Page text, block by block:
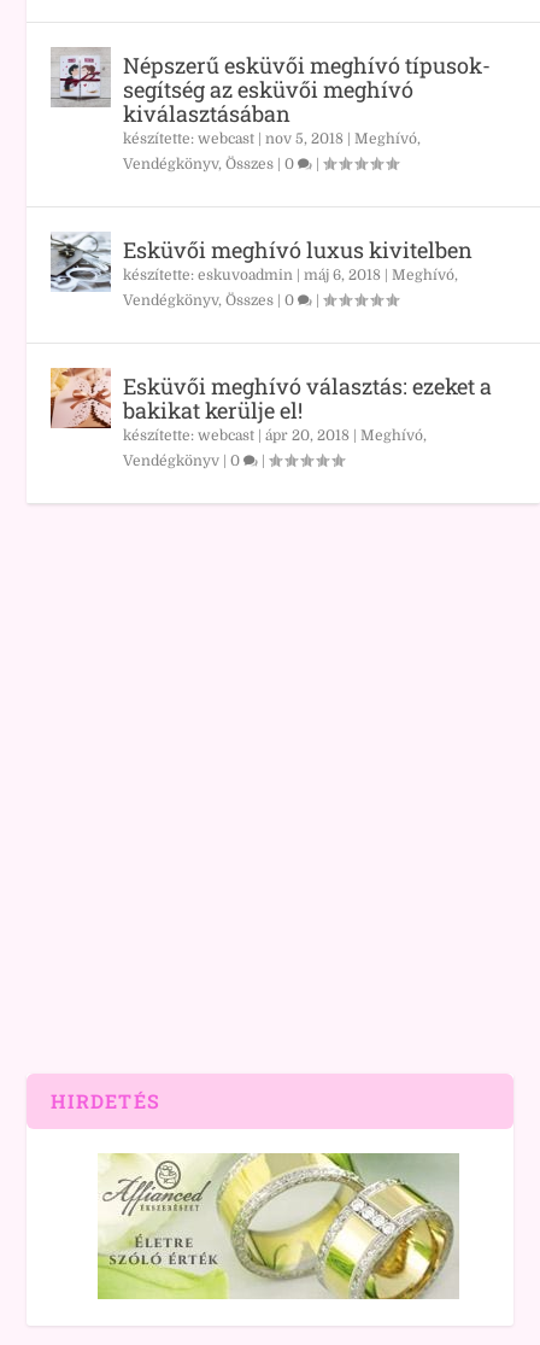
Népszerű esküvői meghívó típusok-
segítség az esküvői meghívó
kiválasztásában
készítette:webcast |nov 5, 2018 |Meghívó,
Vendégkönyv,Összes |0 |
Esküvői meghívó luxus kivitelben
készítette:eskuvoadmin |máj 6, 2018 |Meghívó,
Vendégkönyv,Összes |0 |
Esküvői meghívó választás: ezeket a
bakikat kerülje el!
készítette:webcast |ápr 20, 2018 |Meghívó,
Vendégkönyv |0 |
HIRDETÉS